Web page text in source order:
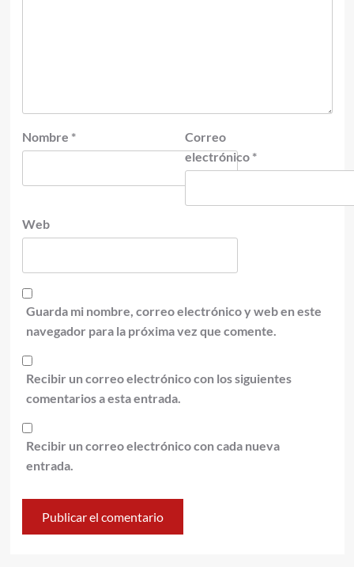
Nombre *
Correo
electrónico *
Web
Guarda mi nombre, correo electrónico y web en este
navegador para la próxima vez que comente.
Recibir un correo electrónico con los siguientes
comentarios a esta entrada.
Recibir un correo electrónico con cada nueva
entrada.